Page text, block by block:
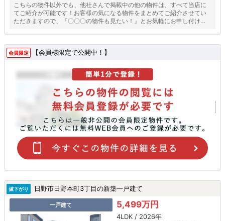
こちらの物件以外でも、他社さんで掲載中の他の物件は、すべて当店に
てご紹介が可能です！お客様の気になる物件をまとめてご紹介させてい
ただきますので、『〇〇〇の物件も見たい！』とお気軽にお申し付けく
会員限定 【会員様限定で公開中！】
値下がり 日野市日野本町3丁目の新築一戸建て
一戸建て 5,499万円
4LDK / 2026年